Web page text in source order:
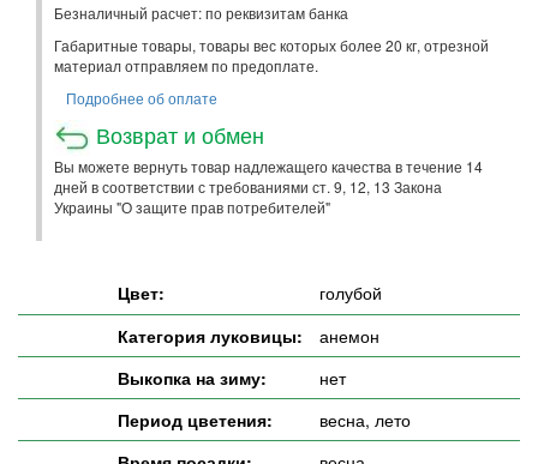
Безналичный расчет: по реквизитам банка
Габаритные товары, товары вес которых более 20 кг, отрезной
материал отправляем по предоплате.
Подробнее об оплате
Возврат и обмен
Вы можете вернуть товар надлежащего качества в течение 14
дней в соответствии с требованиями ст. 9, 12, 13 Закона
Украины "О защите прав потребителей"
Цвет:
голубой
Категория луковицы:
анемон
Выкопка на зиму:
нет
Период цветения:
весна, лето